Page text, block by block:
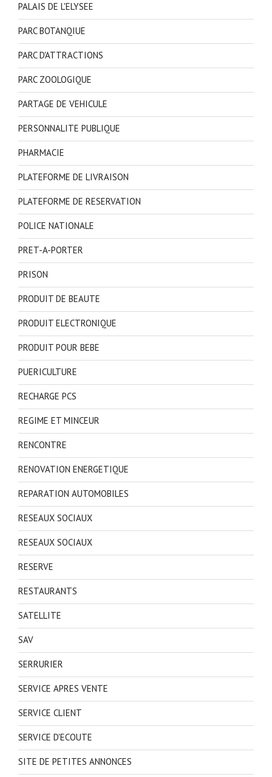
PALAIS DE L'ELYSEE
PARC BOTANQIUE
PARC D'ATTRACTIONS
PARC ZOOLOGIQUE
PARTAGE DE VEHICULE
PERSONNALITE PUBLIQUE
PHARMACIE
PLATEFORME DE LIVRAISON
PLATEFORME DE RESERVATION
POLICE NATIONALE
PRET-A-PORTER
PRISON
PRODUIT DE BEAUTE
PRODUIT ELECTRONIQUE
PRODUIT POUR BEBE
PUERICULTURE
RECHARGE PCS
REGIME ET MINCEUR
RENCONTRE
RENOVATION ENERGETIQUE
REPARATION AUTOMOBILES
RESEAUX SOCIAUX
RESEAUX SOCIAUX
RESERVE
RESTAURANTS
SATELLITE
SAV
SERRURIER
SERVICE APRES VENTE
SERVICE CLIENT
SERVICE D'ECOUTE
SITE DE PETITES ANNONCES